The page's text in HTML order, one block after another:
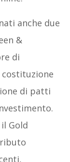
anche due
&
di
costituzione
di patti
Gold